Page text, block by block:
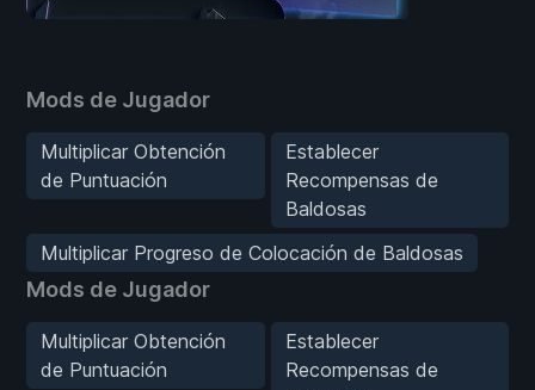
Mods de Jugador
Multiplicar Obtención
de Puntuación
Establecer
Recompensas de
Baldosas
Multiplicar Progreso de Colocación de Baldosas
Mods de Jugador
Multiplicar Obtención
de Puntuación
Establecer
Recompensas de